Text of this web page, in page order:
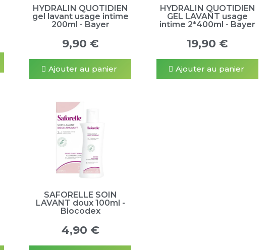
HYDRALIN QUOTIDIEN
gel lavant usage intime
200ml - Bayer
9,90 €
Ajouter au panier
HYDRALIN QUOTIDIEN
GEL LAVANT usage
intime 2*400ml - Bayer
19,90 €
Ajouter au panier
SAFORELLE SOIN
LAVANT doux 100ml -
Biocodex
4,90 €